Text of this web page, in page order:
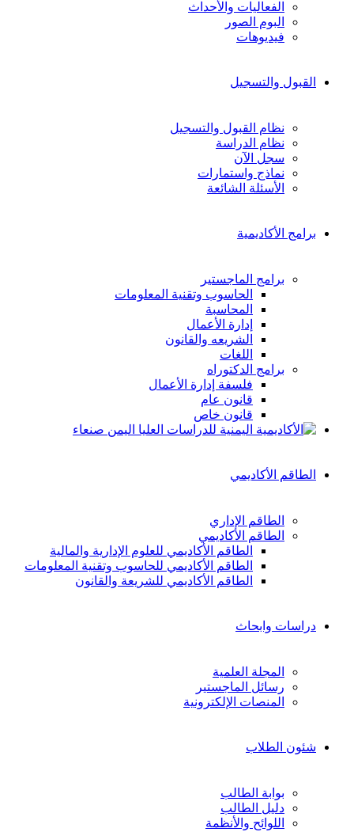
الفعاليات والأحداث
البوم الصور
فيديوهات
القبول والتسجيل
نظام القبول والتسجيل
نظام الدراسة
سجل الآن
نماذج واستمارات
الأسئلة الشائعة
برامج الأكاديمية
برامج الماجستير
الحاسوب وتقنية المعلومات
المحاسبة
إدارة الأعمال
الشريعه والقانون
اللغات
برامج الدكتوراه
فلسفة إدارة الأعمال
قانون عام
قانون خاص
الطاقم الأكاديمي
الطاقم الإداري
الطاقم الأكاديمي
الطاقم الأكاديمي للعلوم الإدارية والمالية
الطاقم الأكاديمي للحاسوب وتقنية المعلومات
الطاقم الأكاديمي للشريعة والقانون
دراسات وابحاث
المجلة العلمية
رسائل الماجستير
المنصات الإلكترونية
شئون الطلاب
بوابة الطالب
دليل الطالب
اللوائح والأنظمة